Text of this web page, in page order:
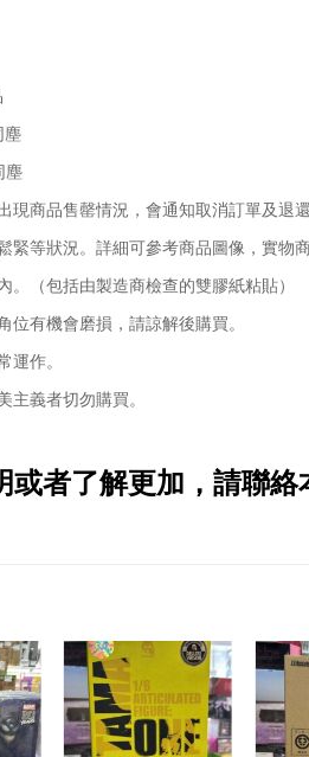
塵
塵
商品售罄情況，會通知取消訂單及退還
等狀況。詳細可參考商品圖像，實物
（包括由製造商檢查的雙膠紙粘貼）
有機會磨損，請諒解後購買。
運作。
義者切勿購買。
者了解更加，請聯絡